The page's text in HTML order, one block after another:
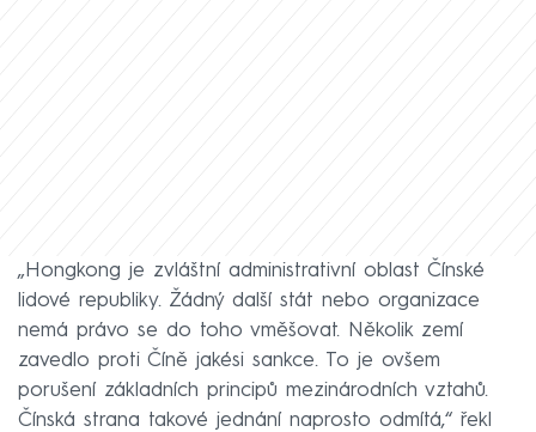
„Hongkong je zvláštní administrativní oblast Čínské
lidové republiky. Žádný další stát nebo organizace
nemá právo se do toho vměšovat. Několik zemí
zavedlo proti Číně jakési sankce. To je ovšem
porušení základních principů mezinárodních vztahů.
Čínská strana takové jednání naprosto odmítá,“ řekl